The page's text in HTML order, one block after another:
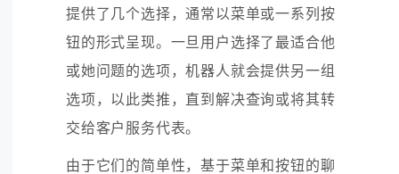
提供了几个选择，通常以菜单或一系列按
钮的形式呈现。一旦用户选择了最适合他
或她问题的选项，机器人就会提供另一组
选项，以此类推，直到解决查询或将其转
交给客户服务代表。
由于它们的简单性，基于菜单和按钮的聊